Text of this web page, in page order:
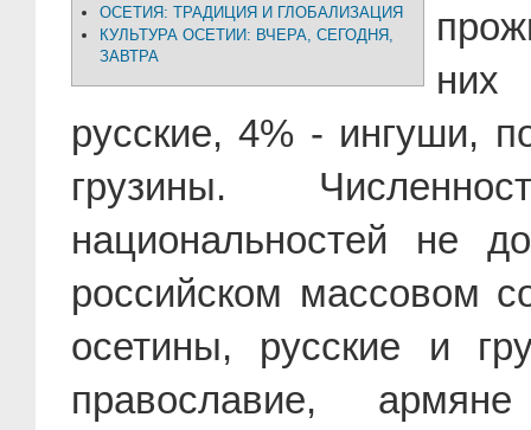
ОСЕТИЯ: ТРАДИЦИЯ И ГЛОБАЛИЗАЦИЯ
КУЛЬТУРА ОСЕТИИ: ВЧЕРА, СЕГОДНЯ,
ЗАВТРА
них
русские, 4% - ингуши,
грузины.
национальностей не
российском массовом
осетины, русские и
православие,